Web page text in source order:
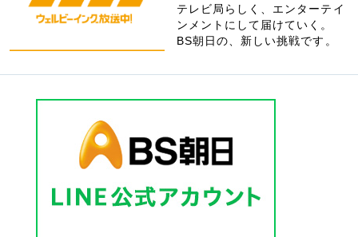
テレビ局らしく、エンターテイ
ンメントにして届けていく。
BS朝日の、新しい挑戦です。